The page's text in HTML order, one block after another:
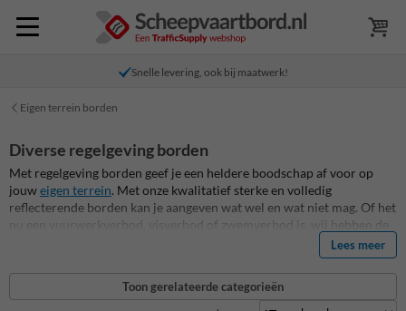
Snelle levering, ook bij maatwerk!
Eigen terrein borden
Diverse regelgeving borden
Met regelgeving borden geef je een heldere boodschap af voor op
jouweigen terrein. Met onze kwalitatief sterke en volledig
reflecterende borden kan je aangeven wat wel en wat niet mag. Of het
nu een vuurwerkverbod, visverbod of zwemverbod is, wij hebben de
juiste borden op maat voor je. Je kan zelf een ontwerp aanleveren of
bijvoorbeeld de tekst en/of picto van Eikenprocessierups, Teek, vissen
of vogels voeren te wijzigen. Al onze regelgeving borden zijn
standaard reflecterend en daardoor ook goed zichtbaar bij donker en
Lees meer
Toon gerelateerde categorieën